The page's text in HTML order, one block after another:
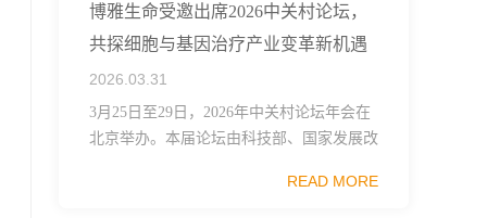
博雅生命受邀出席2026中关村论坛，
共探细胞与基因治疗产业变革新机遇
2026.03.31
3月25日至29日，2026年中关村论坛年会在
北京举办。本届论坛由科技部、国家发展改
国科学院、中国工程院、中国科协和北京市
READ MORE